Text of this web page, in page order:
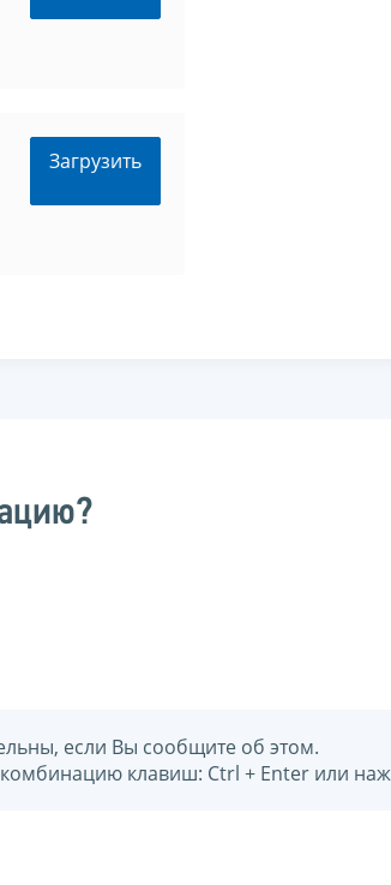
Загрузить
если Вы сообщите об этом.
клавиш: Ctrl + Enter или